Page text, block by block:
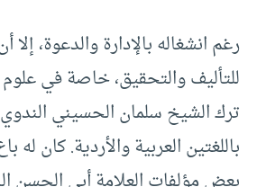
رغم انشغاله بالإدارة والدعوة، إلا
للتأليف والتحقيق، خاصة في
ترك الشيخ سلمان الحسيني الندوي
باللغتين العربية والأردية. كان له